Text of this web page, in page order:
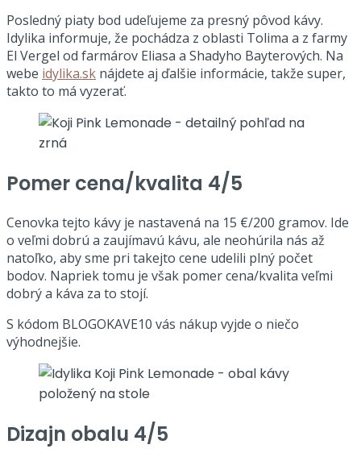
Posledný piaty bod udeľujeme za presný pôvod kávy.
Idylika informuje, že pochádza z oblasti Tolima a z farmy
El Vergel od farmárov Eliasa a Shadyho Bayterových. Na
webe idylika.sk nájdete aj ďalšie informácie, takže super,
takto to má vyzerať.
Pomer cena/kvalita 4/5
Cenovka tejto kávy je nastavená na 15 €/200 gramov. Ide
o veľmi dobrú a zaujímavú kávu, ale neohúrila nás až
natoľko, aby sme pri takejto cene udelili plný počet
bodov. Napriek tomu je však pomer cena/kvalita veľmi
dobrý a káva za to stojí.
S kódom BLOGOKAVE10 vás nákup vyjde o niečo
výhodnejšie.
Dizajn obalu 4/5